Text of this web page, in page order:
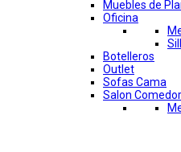
Muebles de
Oficina
Botelleros
Outlet
Sofas Cama
Salon Comedor